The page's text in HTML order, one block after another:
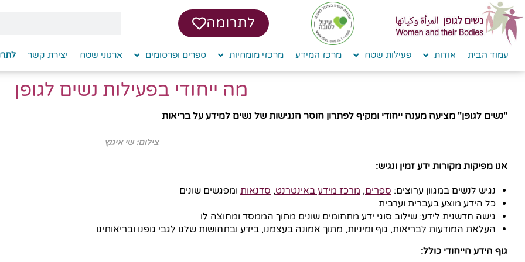
לתוכן
לתרומה
עמוד הבית אודות פעילות שטח מרכז המידע מרכזי מומחיות ספרים ופרסומים ארגוני שטח יצירת קשר
מה ייחודי בפעילות נשים לגופן
"נשים לגופן" מציעה מענה ייחודי ומקיף לפתרון חוסר הנגישות של נשים למידע על בריאות
צילום: שי איגנץ
אנו מפיקות מקורות ידע זמין ונגיש:
נגיש לנשים במגוון ערוצים: ספרים, מרכז מידע באינטרנט, סדנאות ומפגשים שונים
כל הידע מוצע בעברית וערבית
גישה חדשנית לידע: שילוב סוגי ידע מתחומים שונים מתוך הממסד ומחוצה לו
העלאת המודעות לבריאות, גוף ומיניות, מתוך אמונה בעצמנו, בידע ובתחושות שלנו לגבי גופנו ובריאותינו
גוף הידע הייחודי כולל: